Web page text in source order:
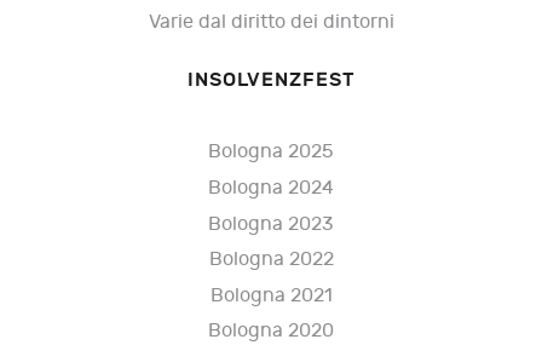
Varie dal diritto dei dintorni
INSOLVENZFEST
Bologna 2025
Bologna 2024
Bologna 2023
Bologna 2022
Bologna 2021
Bologna 2020